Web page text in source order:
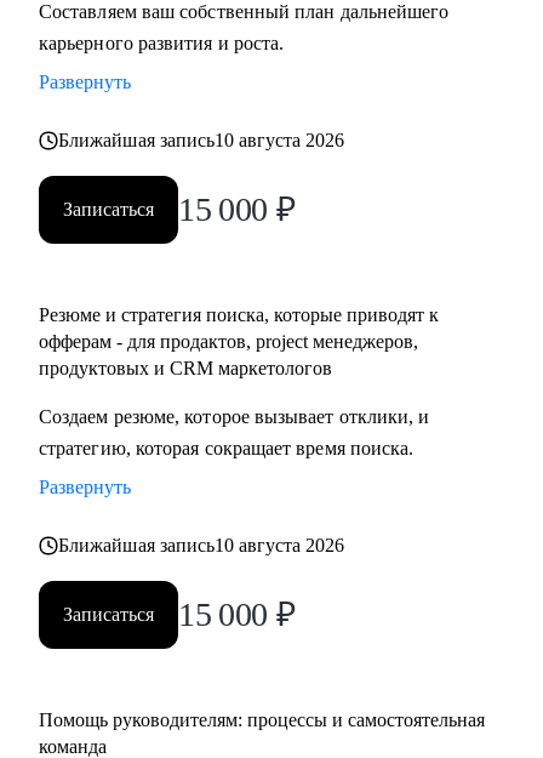
монетизации продуктов
• Выстроить процессы и вырастить самостоятельную
команду
задач очень много
Кому могу помочь:
• IT-специалистам уровня junior / middle / senior
• Project менеджерам
• Продуктовым и CRM маркетологам
• Тем, кто готовит карьерный рывок — внутри компании
или на новый уровень
Составляем ваш собственный план дальнейшего
карьерного развития и роста.
Развернуть
Ближайшая запись10 августа 2026
Записаться 15 000 ₽
Резюме и стратегия поиска, которые приводят к
офферам - для продактов, project менеджеров,
продуктовых и CRM маркетологов
Создаем резюме, которое вызывает отклики, и
стратегию, которая сокращает время поиска.
Развернуть
Ближайшая запись10 августа 2026
Записаться 15 000 ₽
Помощь руководителям: процессы и самостоятельная
команда